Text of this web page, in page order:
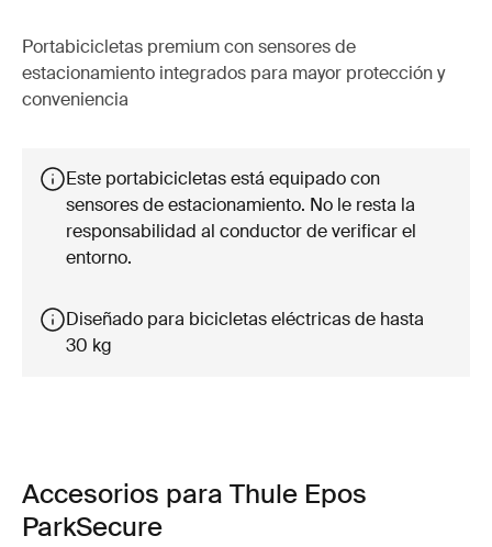
Portabicicletas premium con sensores de
estacionamiento integrados para mayor protección y
conveniencia
Este portabicicletas está equipado con
sensores de estacionamiento. No le resta la
responsabilidad al conductor de verificar el
entorno.
Diseñado para bicicletas eléctricas de hasta
30 kg
Accesorios para Thule Epos
ParkSecure